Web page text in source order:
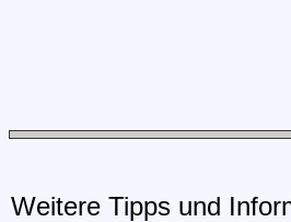
Weitere Tipps und